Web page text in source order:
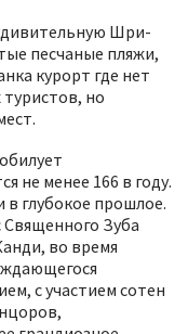
Шри-
песчаные пляжи,
курорт где нет
но
не менее 166 в году.
глубокое прошлое.
Зуба
во время
с участием сотен